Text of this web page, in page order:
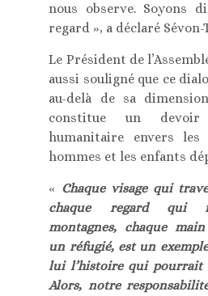
nous observe. Soyons
regard », a déclaré Sévon-
Le Président de
aussi souligné que ce
au-delà de sa
constitue un
humanitaire envers les
hommes et les enfants
« Chaque visage qui
chaque regard qui
montagnes, chaque
un réfugié, est un
lui l’histoire qui pourrait
Alors, notre